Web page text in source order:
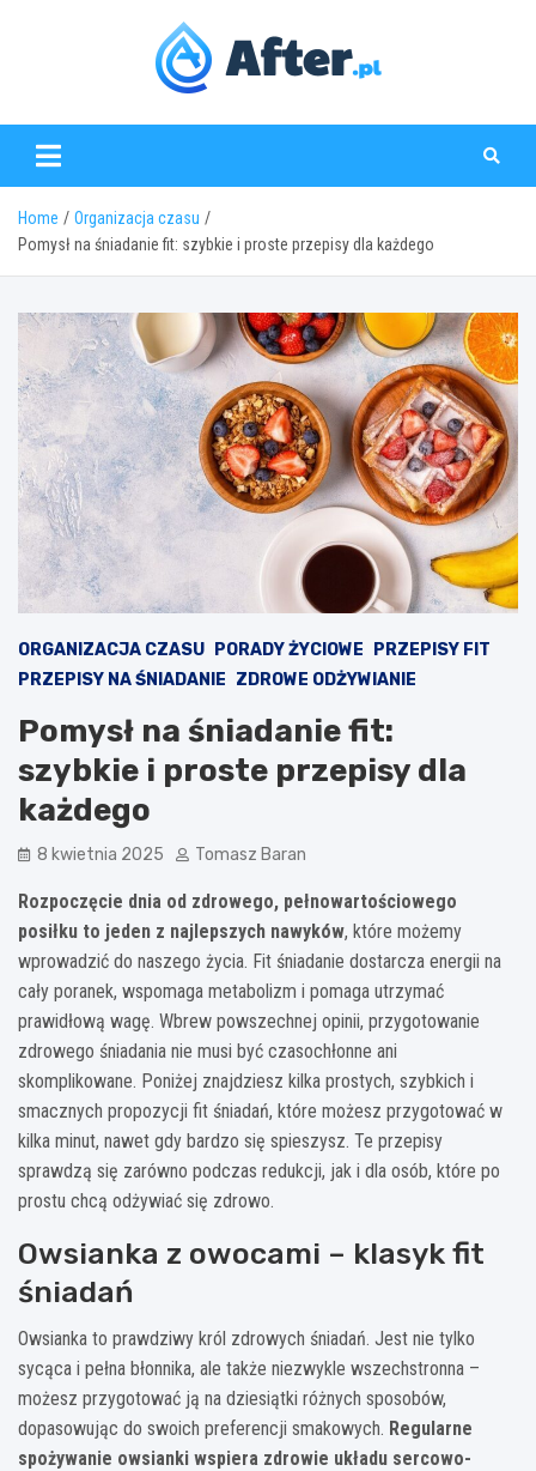
www.after.pl
Home
Organizacja czasu
Pomysł na śniadanie fit: szybkie i proste przepisy dla każdego
ORGANIZACJA CZASU PORADY ŻYCIOWE
PRZEPISY FIT
PRZEPISY NA ŚNIADANIE ZDROWE ODŻYWIANIE
Pomysł na śniadanie fit:
szybkie i proste przepisy dla
każdego
8 kwietnia 2025 Tomasz Baran
Rozpoczęcie dnia od zdrowego, pełnowartościowego
posiłku to jeden z najlepszych nawyków, które możemy
wprowadzić do naszego życia. Fit śniadanie dostarcza energii na
cały poranek, wspomaga metabolizm i pomaga utrzymać
prawidłową wagę. Wbrew powszechnej opinii, przygotowanie
zdrowego śniadania nie musi być czasochłonne ani
skomplikowane. Poniżej znajdziesz kilka prostych, szybkich i
smacznych propozycji fit śniadań, które możesz przygotować w
kilka minut, nawet gdy bardzo się spieszysz. Te przepisy
sprawdzą się zarówno podczas redukcji, jak i dla osób, które po
prostu chcą odżywiać się zdrowo.
Owsianka z owocami – klasyk fit
śniadań
Owsianka to prawdziwy król zdrowych śniadań. Jest nie tylko
sycąca i pełna błonnika, ale także niezwykle wszechstronna –
możesz przygotować ją na dziesiątki różnych sposobów,
dopasowując do swoich preferencji smakowych. Regularne
spożywanie owsianki wspiera zdrowie układu sercowo-